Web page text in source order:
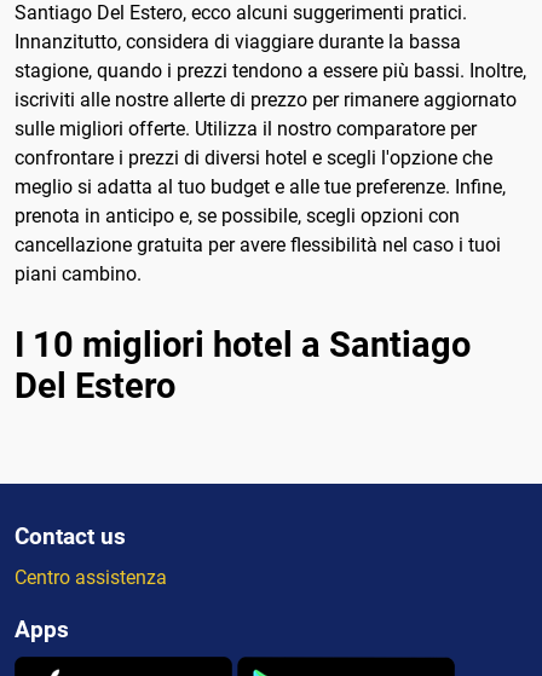
Santiago Del Estero, ecco alcuni suggerimenti pratici.
Innanzitutto, considera di viaggiare durante la bassa
stagione, quando i prezzi tendono a essere più bassi. Inoltre,
iscriviti alle nostre allerte di prezzo per rimanere aggiornato
sulle migliori offerte. Utilizza il nostro comparatore per
confrontare i prezzi di diversi hotel e scegli l'opzione che
meglio si adatta al tuo budget e alle tue preferenze. Infine,
prenota in anticipo e, se possibile, scegli opzioni con
cancellazione gratuita per avere flessibilità nel caso i tuoi
piani cambino.
I 10 migliori hotel a Santiago
Del Estero
Contact us
Centro assistenza
Apps